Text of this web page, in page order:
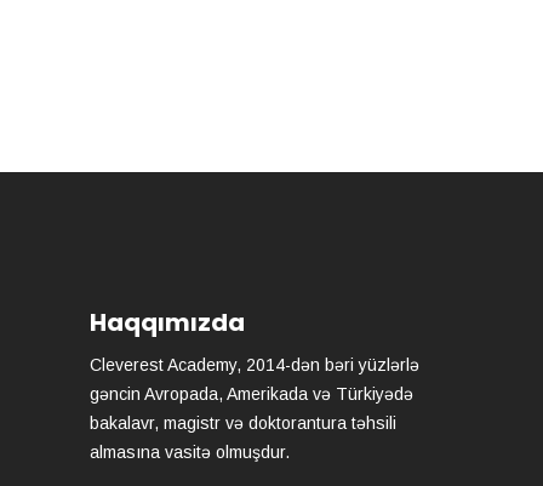
Haqqımızda
Cleverest Academy, 2014-dən bəri yüzlərlə
gəncin Avropada, Amerikada və Türkiyədə
bakalavr, magistr və doktorantura təhsili
almasına vasitə olmuşdur.